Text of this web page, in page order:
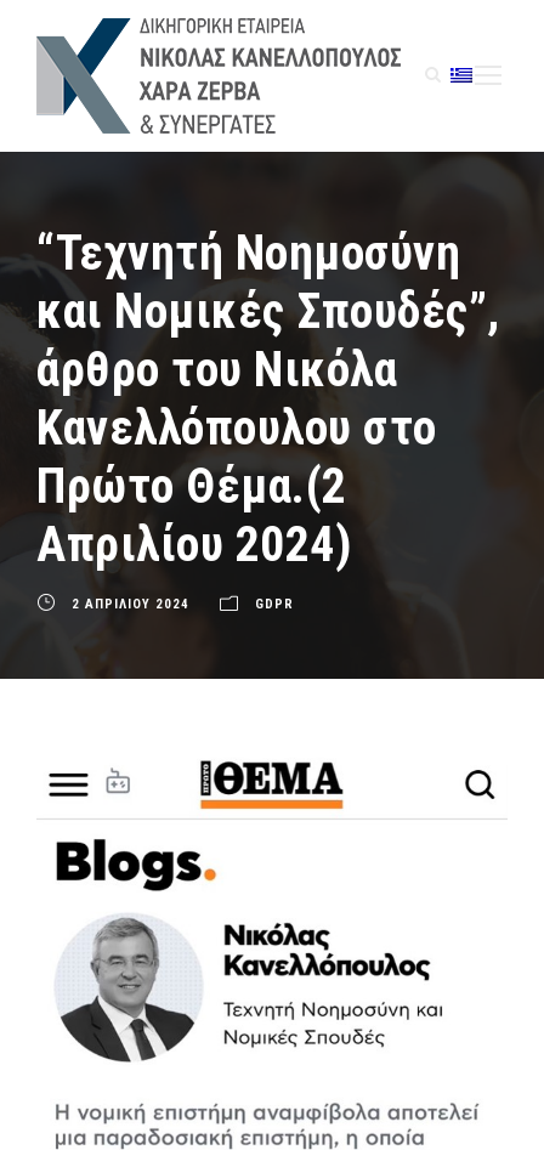
“Τεχνητή Νοημοσύνη
και Νομικές Σπουδές”,
άρθρο του Νικόλα
Κανελλόπουλου στο
Πρώτο Θέμα.(2
Απριλίου 2024)
2 ΑΠΡΙΛΙΟΥ 2024 GDPR